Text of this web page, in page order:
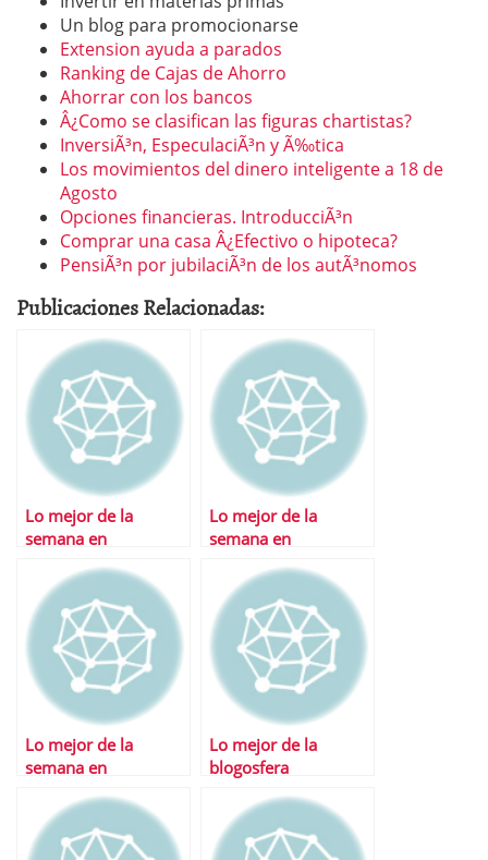
Un blog para promocionarse
Extension ayuda a parados
Ranking de Cajas de Ahorro
Ahorrar con los bancos
Â¿Como se clasifican las figuras chartistas?
InversiÃ³n, EspeculaciÃ³n y Ã‰tica
Los movimientos del dinero inteligente a 18 de
Agosto
Opciones financieras. IntroducciÃ³n
Comprar una casa Â¿Efectivo o hipoteca?
PensiÃ³n por jubilaciÃ³n de los autÃ³nomos
Publicaciones Relacionadas:
Lo mejor de la
semana en
Lo mejor de la
semana en
Lo mejor de la
semana en
Lo mejor de la
blogosfera